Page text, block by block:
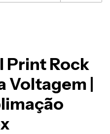
Print Rock
Voltagem |